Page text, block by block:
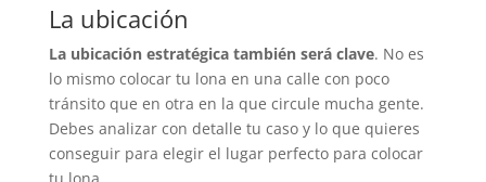
La ubicación
La ubicación estratégica también será clave. No es
lo mismo colocar tu lona en una calle con poco
tránsito que en otra en la que circule mucha gente.
Debes analizar con detalle tu caso y lo que quieres
conseguir para elegir el lugar perfecto para colocar
tu lona.